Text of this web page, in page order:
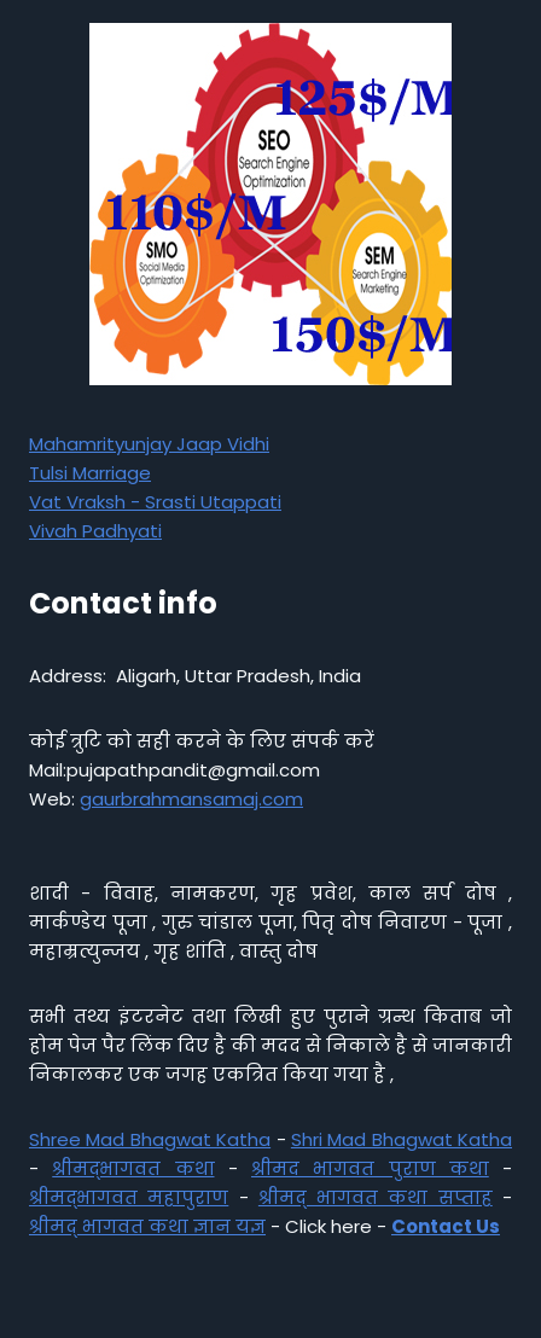
Mahamrityunjay Jaap Vidhi
Tulsi Marriage
Vat Vraksh - Srasti Utappati
Vivah Padhyati
Contact info
Address: Aligarh, Uttar Pradesh, India
कोई त्रुटि को सही करने के लिए संपर्क करें
Mail:pujapathpandit@gmail.com
Web: gaurbrahmansamaj.com
शादी - विवाह, नामकरण, गृह प्रवेश, काल सर्प दोष ,
मार्कण्डेय पूजा , गुरु चांडाल पूजा, पितृ दोष निवारण - पूजा ,
महाम्रत्युन्जय , गृह शांति , वास्तु दोष
सभी तथ्य इंटरनेट तथा लिखी हुए पुराने ग्रन्थ किताब जो
होम पेज पैर लिंक दिए है की मदद से निकाले है से जानकारी
निकालकर एक जगह एकत्रित किया गया है ,
Shree Mad Bhagwat Katha - Shri Mad Bhagwat Katha
- श्रीमद्भागवत कथा- श्रीमद भागवत पुराण कथा-
श्रीमद्भागवत महापुराण - श्रीमद् भागवत कथा सप्ताह-
श्रीमद् भागवत कथा ज्ञान यज्ञ - Click here - Contact Us